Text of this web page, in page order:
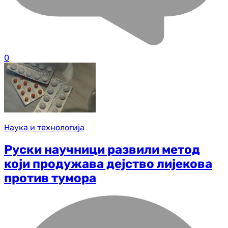
0
Наука и технологија
Руски научници развили метод
који продужава дејство лијекова
против тумора